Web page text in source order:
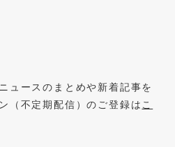
ニュースのまとめや新着記事を
（不定期配信）のご登録は こ